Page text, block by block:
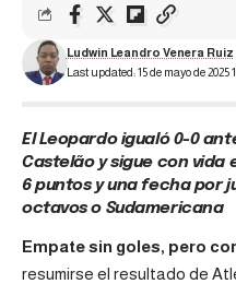
Last updated: 15 de mayo de 2025
Ludwin Leandro Venera Ruiz
El Leopardo igualó 0-0
Castelão y sigue con vida
6 puntos y una fecha por
octavos o Sudamericana
Empate sin goles, pero
resumirse el resultado de